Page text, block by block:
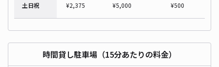
土日祝 ¥2,375 ¥5,000 ¥500
時間貸し駐車場（15分あたりの料金）